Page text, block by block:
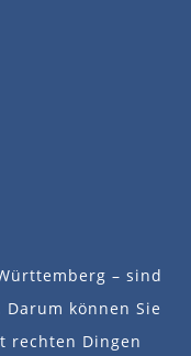
– sind
können Sie
rechten Dingen